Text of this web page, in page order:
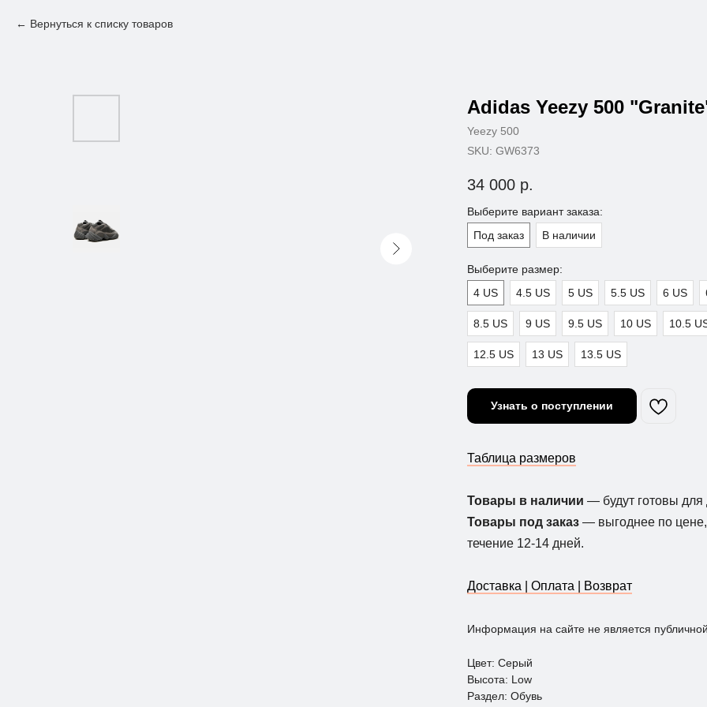
Вернуться к списку товаров
Adidas Yeezy 500
Yeezy 500
SKU: GW6373
34 000 р.
Выберите вариант заказа:
Под заказ
В наличии
Выберите размер:
4 US
4.5 US 5 US 5.5 US 6 US
8.5 US 9 US 9.5 US 10 US 10.5
12.5 US 13 US 13.5 US
Узнать о поступлении
Таблица размеров
Товары в наличии — будут готовы для
Товары под заказ — выгоднее по цене,
течение 12-14 дней.
Доставка | Оплата | Возврат
Информация на сайте не является
Цвет: Серый
Высота: Low
Раздел: Обувь